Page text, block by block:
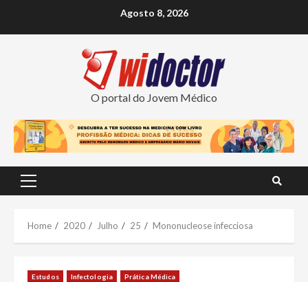
Agosto 8, 2026
O portal do Jovem Médico
Primary
Home 2020 Julho 25 Mononucleose infecciosa
Estudos Infectologia Prática Médica